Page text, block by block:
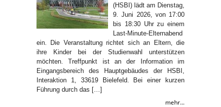
(HSBI) lädt am Dienstag,
9. Juni 2026, von 17:00
bis 18:30 Uhr zu einem
Last-Minute-Elternabend
ein. Die Veranstaltung richtet sich an Eltern, die
ihre Kinder bei der Studienwahl unterstützen
möchten. Treffpunkt ist an der Information im
Eingangsbereich des Hauptgebäudes der HSBI,
Interaktion 1, 33619 Bielefeld. Bei einer kurzen
Führung durch das […]
mehr...